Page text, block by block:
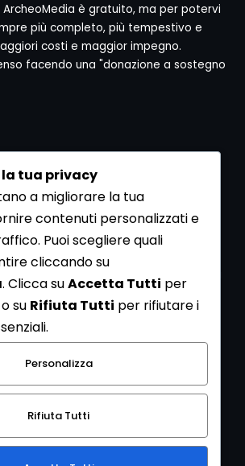
è gratuito, ma per potervi
più completo, più tempestivo e
costi e maggior impegno.
facendo una "donazione a sostegno
gratuita di archeologia realizzata
iscriviti alla nostra
Qui]
l'utente dichiara di aver letto
e di acconsentire al trattamento
tua privacy
a migliorare la tua
contenuti personalizzati e
Puoi scegliere quali
cliccando su
. Clicca suAccetta Tutti per
su Rifiuta Tutti per rifiutare i
Personalizza
Rifiuta Tutti